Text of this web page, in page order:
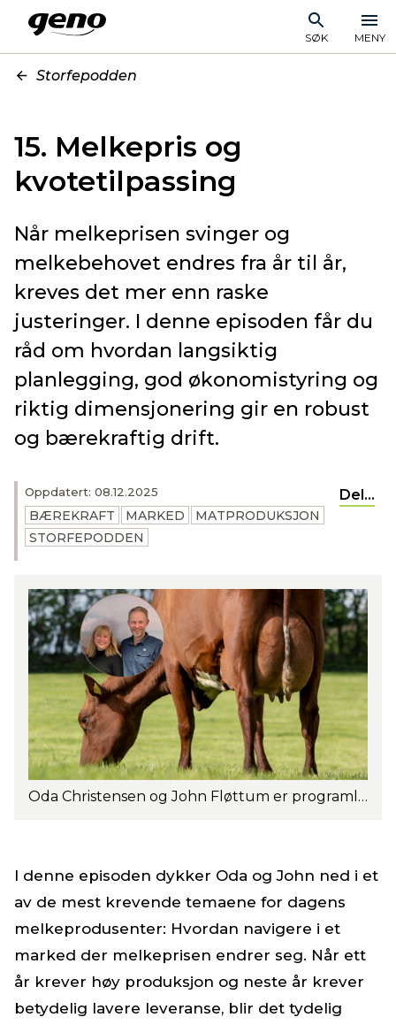
SØK MENY
Storfepodden
15. Melkepris og
kvotetilpassing
Oppdatert: 08.12.2025
BÆREKRAFT MARKED
MATPRODUKSJON
STORFEPODDEN
Del...
Når melkeprisen svinger og
melkebehovet endres fra år til år,
kreves det mer enn raske
justeringer. I denne episoden får du
råd om hvordan langsiktig
planlegging, god økonomistyring og
riktig dimensjonering gir en robust
og bærekraftig drift.
Oda Christensen og John Fløttum er programledere for Storfepodden. Denne gangen dykker de ned i et høyaktuelt og krevende tema for dagens melkeprodusenter. Foto: els Korsten
I denne episoden dykker Oda og John ned i et
av de mest krevende temaene for dagens
melkeprodusenter: Hvordan navigere i et
marked der melkeprisen endrer seg. Når ett
år krever høy produksjon og neste år krever
betydelig lavere leveranse, blir det tydelig